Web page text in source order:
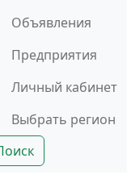
Объявления
Предприятия
Личный кабинет
Выбрать регион